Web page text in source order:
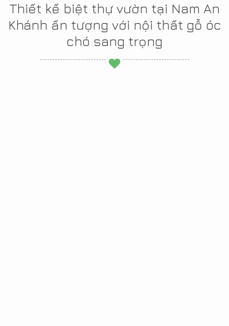
Thiết kế biệt thự vườn tại Nam An
Khánh ấn tượng với nội thất gỗ óc
chó sang trọng